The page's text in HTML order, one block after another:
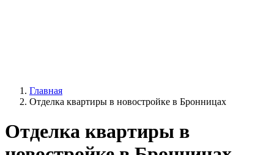
Главная
Отделка квартиры в новостройке в Бронницах
Отделка квартиры в